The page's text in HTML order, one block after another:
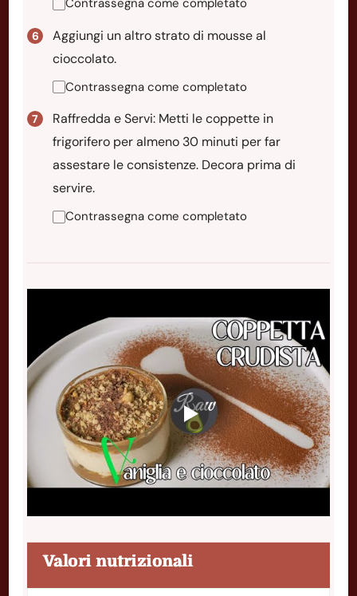
Contrassegna come completato
Aggiungi un altro strato di mousse al
cioccolato.
Contrassegna come completato
Raffredda e Servi: Metti le coppette in
frigorifero per almeno 30 minuti per far
assestare le consistenze. Decora prima di
servire.
Contrassegna come completato
Valori nutrizionali